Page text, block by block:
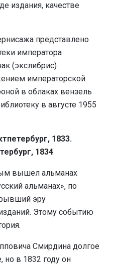
издания, качестве
представлено
императора
(экслибрис)
императорской
в облаках вензель
в августе 1955
1833.
1834
вышел альманах
альманах», по
эру
Этому событию
Смирдина долгое
но в 1832 году он